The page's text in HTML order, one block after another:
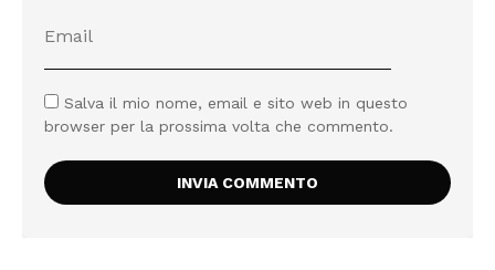
Salva il mio nome, email e sito web in questo
browser per la prossima volta che commento.